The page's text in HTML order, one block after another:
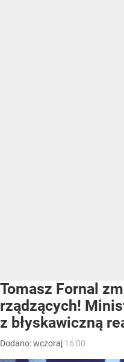
Tomasz Fornal
rządzących!
z błyskawiczną
Dodano:wczoraj 16:00